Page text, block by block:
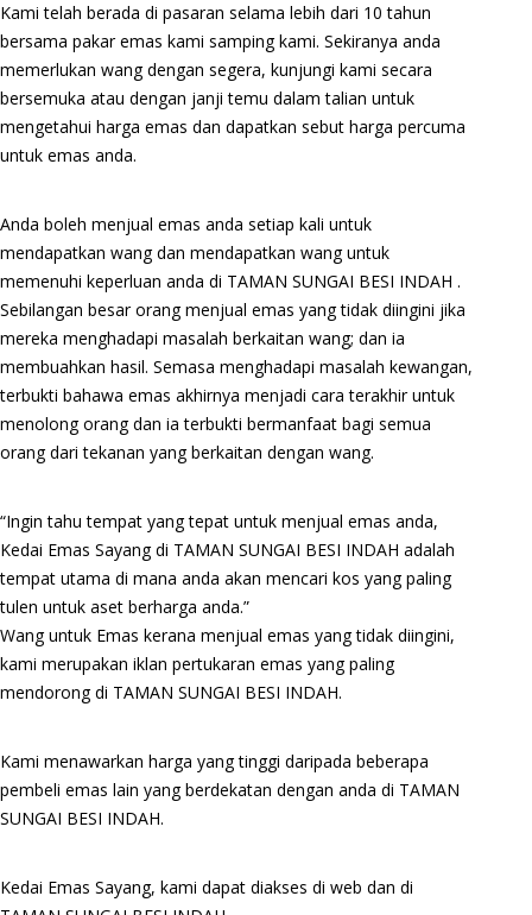
Kami telah berada di pasaran selama lebih dari 10 tahun
bersama pakar emas kami samping kami. Sekiranya anda
memerlukan wang dengan segera, kunjungi kami secara
bersemuka atau dengan janji temu dalam talian untuk
mengetahui harga emas dan dapatkan sebut harga percuma
untuk emas anda.
Anda boleh menjual emas anda setiap kali untuk
mendapatkan wang dan mendapatkan wang untuk
memenuhi keperluan anda di TAMAN SUNGAI BESI INDAH .
Sebilangan besar orang menjual emas yang tidak diingini jika
mereka menghadapi masalah berkaitan wang; dan ia
membuahkan hasil. Semasa menghadapi masalah kewangan,
terbukti bahawa emas akhirnya menjadi cara terakhir untuk
menolong orang dan ia terbukti bermanfaat bagi semua
orang dari tekanan yang berkaitan dengan wang.
“Ingin tahu tempat yang tepat untuk menjual emas anda,
Kedai Emas Sayang di TAMAN SUNGAI BESI INDAH adalah
tempat utama di mana anda akan mencari kos yang paling
tulen untuk aset berharga anda.”
Wang untuk Emas kerana menjual emas yang tidak diingini,
kami merupakan iklan pertukaran emas yang paling
mendorong di TAMAN SUNGAI BESI INDAH.
Kami menawarkan harga yang tinggi daripada beberapa
pembeli emas lain yang berdekatan dengan anda di TAMAN
SUNGAI BESI INDAH.
Kedai Emas Sayang, kami dapat diakses di web dan di